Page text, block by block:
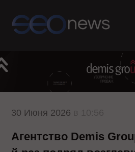
30 Июня 2026
Агентство Demis